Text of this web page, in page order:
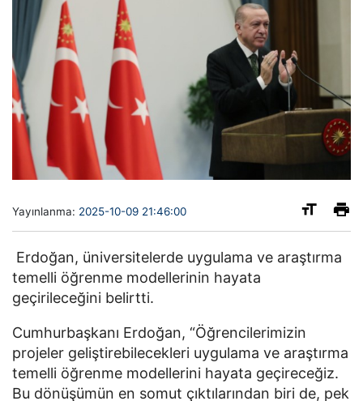
Yayınlanma: 2025-10-09 21:46:00
Erdoğan, üniversitelerde uygulama ve araştırma
temelli öğrenme modellerinin hayata
geçirileceğini belirtti.
Cumhurbaşkanı Erdoğan, “Öğrencilerimizin
projeler geliştirebilecekleri uygulama ve araştırma
temelli öğrenme modellerini hayata geçireceğiz.
Bu dönüşümün en somut çıktılarından biri de, pek